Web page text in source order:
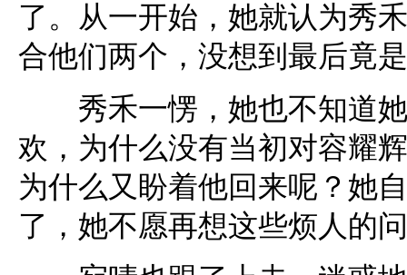
了。从一开始，她就认为秀
合他们两个，没想到最后竟
秀禾一愣，她也不知道她
欢，为什么没有当初对容耀
为什么又盼着他回来呢？她
了，她不愿再想这些烦人的